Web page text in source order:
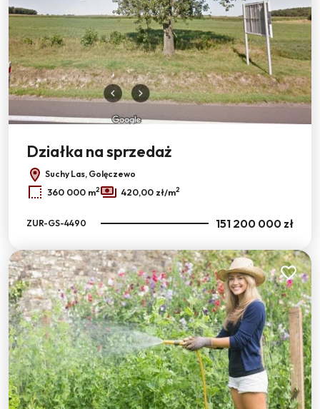
Działka na sprzedaż
Suchy Las, Golęczewo
360 000 m2 420,00 zł/m2
ZUR-GS-4490 151 200 000 zł
Dodaj